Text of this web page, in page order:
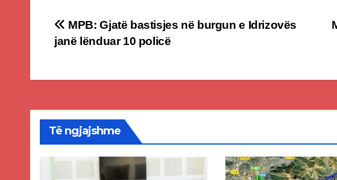
Post
navigation
MPB: Gjatë bastisjes në burgun e Idrizovës
janë lënduar 10 policë
Të ngjajshme